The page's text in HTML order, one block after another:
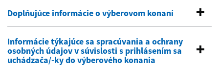
Doplňujúce informácie o výberovom konaní
Informácie týkajúce sa spracúvania a ochrany
osobných údajov v súvislosti s prihlásením sa
uchádzača/-ky do výberového konania